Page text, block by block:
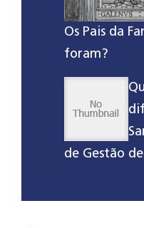
Os Pais da
foram?
de Gestão